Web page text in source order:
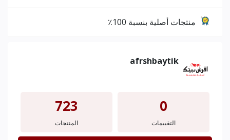
منتجات أصلية بنسبة 100٪
afrshbaytik
0
التقييمات
723
المنتجات